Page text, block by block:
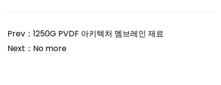
Prev：1250G PVDF 아키텍처 멤브레인 재료
Next：No more